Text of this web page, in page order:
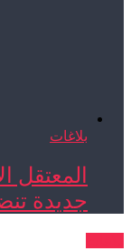
بلاغات
المعتقل
جديدة تنضم